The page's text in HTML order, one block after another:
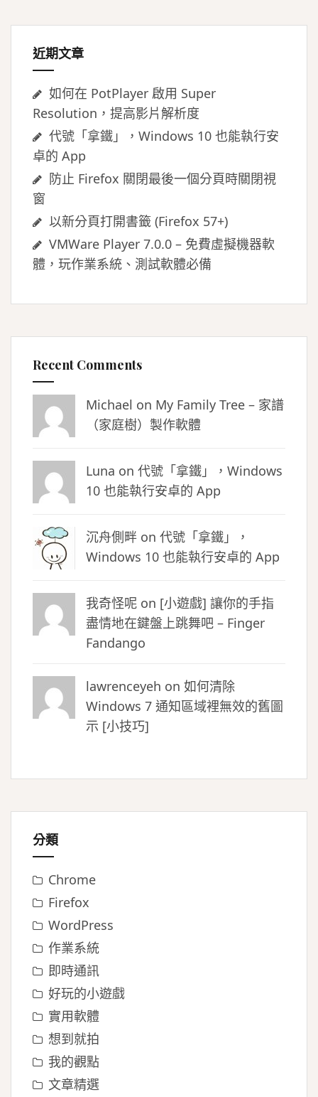
近期文章
如何在 PotPlayer 啟用 Super
Resolution，提高影片解析度
代號「拿鐵」，Windows 10 也能執行安
卓的 App
防止 Firefox 關閉最後一個分頁時關閉視
窗
以新分頁打開書籤 (Firefox 57+)
VMWare Player 7.0.0 – 免費虛擬機器軟
體，玩作業系統、測試軟體必備
Recent Comments
Michael on My Family Tree – 家譜
（家庭樹）製作軟體
Luna on 代號「拿鐵」，Windows
10 也能執行安卓的 App
沉舟側畔 on 代號「拿鐵」，
Windows 10 也能執行安卓的 App
我奇怪呢 on [小遊戲] 讓你的手指
盡情地在鍵盤上跳舞吧 – Finger
Fandango
lawrenceyeh on 如何清除
Windows 7 通知區域裡無效的舊圖
示 [小技巧]
分類
Chrome
Firefox
WordPress
作業系統
即時通訊
好玩的小遊戲
實用軟體
想到就拍
我的觀點
文章精選